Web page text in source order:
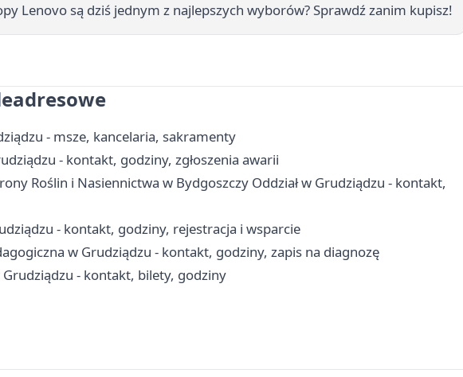
Lenovo są dziś jednym z najlepszych wyborów? Sprawdź zanim kupisz!
- msze, kancelaria, sakramenty
- kontakt, godziny, zgłoszenia awarii
Roślin i Nasiennictwa w Bydgoszczy Oddział w Grudziądzu - kontakt,
- kontakt, godziny, rejestracja i wsparcie
w Grudziądzu - kontakt, godziny, zapis na diagnozę
Grudziądzu - kontakt, bilety, godziny